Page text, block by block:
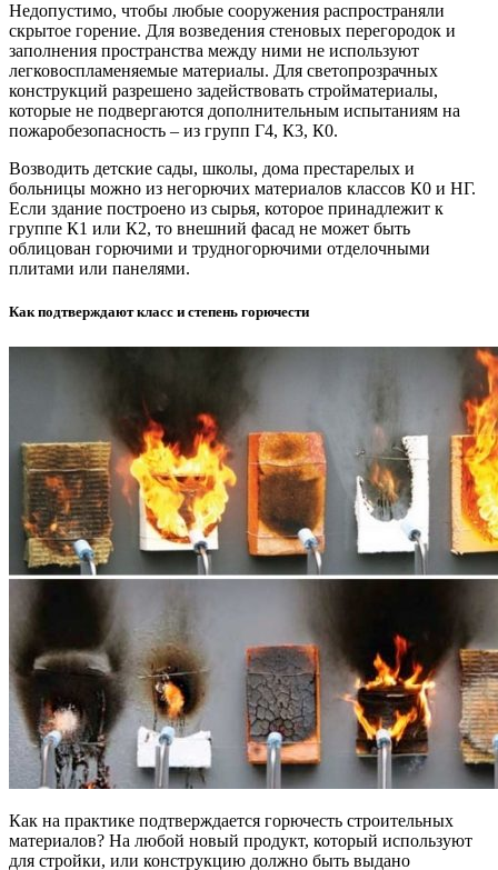
Недопустимо, чтобы любые сооружения распространяли
скрытое горение. Для возведения стеновых перегородок и
заполнения пространства между ними не используют
легковоспламеняемые материалы. Для светопрозрачных
конструкций разрешено задействовать стройматериалы,
которые не подвергаются дополнительным испытаниям на
пожаробезопасность – из групп Г4, К3, К0.
Возводить детские сады, школы, дома престарелых и
больницы можно из негорючих материалов классов К0 и НГ.
Если здание построено из сырья, которое принадлежит к
группе К1 или К2, то внешний фасад не может быть
облицован горючими и трудногорючими отделочными
плитами или панелями.
Как подтверждают класс и степень горючести
Как на практике подтверждается горючесть строительных
материалов? На любой новый продукт, который используют
для стройки, или конструкцию должно быть выдано